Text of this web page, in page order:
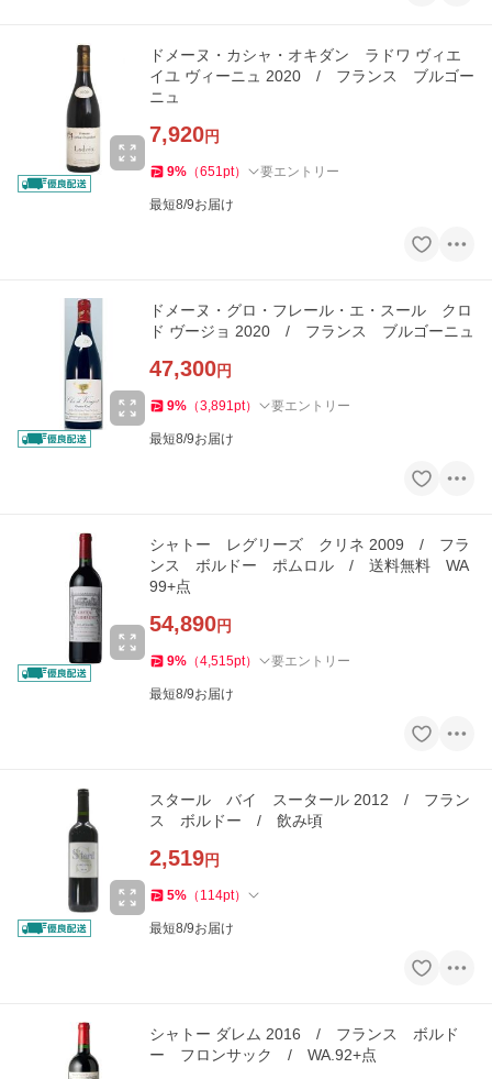
ドメーヌ・カシャ・オキダン ラドワ ヴィエ
イユ ヴィーニュ 2020 / フランス ブルゴー
ニュ
7,920円
9% （651pt） 要エントリー
最短8/9お届け
ドメーヌ・グロ・フレール・エ・スール クロ
ド ヴージョ 2020 / フランス ブルゴーニュ
47,300円
9% （3,891pt） 要エントリー
最短8/9お届け
シャトー レグリーズ クリネ 2009 / フラ
ンス ボルドー ポムロル / 送料無料 WA
99+点
54,890円
9% （4,515pt） 要エントリー
最短8/9お届け
スタール バイ スータール 2012 / フラン
ス ボルドー / 飲み頃
2,519円
5% （ 114pt）
最短8/9お届け
シャトー ダレム 2016 / フランス ボルド
ー フロンサック / WA.92+点